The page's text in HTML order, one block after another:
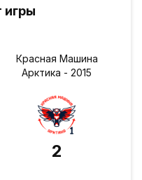
игры
Красная Машина
Арктика - 2015
2